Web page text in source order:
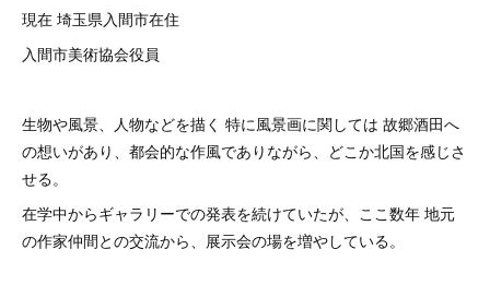
現在 埼玉県入間市在住
入間市美術協会役員
生物や風景、人物などを描く 特に風景画に関しては 故郷酒田へ
の想いがあり、都会的な作風でありながら、どこか北国を感じさ
せる。
在学中からギャラリーでの発表を続けていたが、ここ数年 地元
の作家仲間との交流から、展示会の場を増やしている。